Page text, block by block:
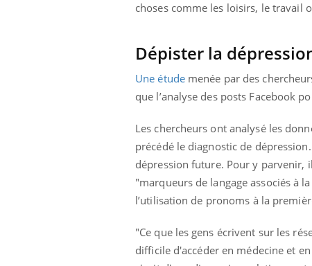
choses comme les loisirs, le travail
Dépister la
Une étudemenée par des
que l’analyse des posts Facebook
Les chercheurs ont analysé les
précédé le diagnostic de
dépression future. Pour y parvenir,
"marqueurs de langage associés à
l’utilisation de pronoms à la
"Ce que les gens écrivent sur les
difficile d'accéder en médecine et
numérique » permet ...